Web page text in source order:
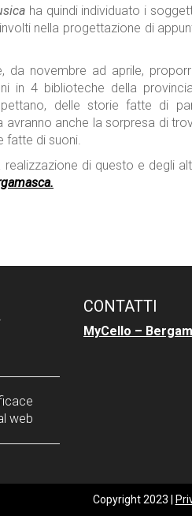
ha quindi individuato i
nella progettazione di
da novembre ad aprile,
in 4 biblioteche della
delle storie fatte di
avranno anche la sorpresa di
fatte di suoni.
di questo e degli
web
CONTATTI
MyCello –
Copyright 2023 |